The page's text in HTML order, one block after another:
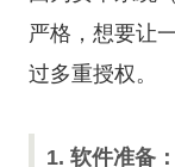
严格，想要让
过多重授权。
1. 软件准备